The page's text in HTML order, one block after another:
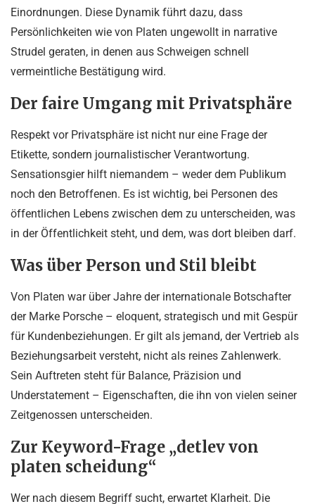
Einordnungen. Diese Dynamik führt dazu, dass
Persönlichkeiten wie von Platen ungewollt in narrative
Strudel geraten, in denen aus Schweigen schnell
vermeintliche Bestätigung wird.
Der faire Umgang mit Privatsphäre
Respekt vor Privatsphäre ist nicht nur eine Frage der
Etikette, sondern journalistischer Verantwortung.
Sensationsgier hilft niemandem – weder dem Publikum
noch den Betroffenen. Es ist wichtig, bei Personen des
öffentlichen Lebens zwischen dem zu unterscheiden, was
in der Öffentlichkeit steht, und dem, was dort bleiben darf.
Was über Person und Stil bleibt
Von Platen war über Jahre der internationale Botschafter
der Marke Porsche – eloquent, strategisch und mit Gespür
für Kundenbeziehungen. Er gilt als jemand, der Vertrieb als
Beziehungsarbeit versteht, nicht als reines Zahlenwerk.
Sein Auftreten steht für Balance, Präzision und
Understatement – Eigenschaften, die ihn von vielen seiner
Zeitgenossen unterscheiden.
Zur Keyword-Frage „detlev von
platen scheidung“
Wer nach diesem Begriff sucht, erwartet Klarheit. Die